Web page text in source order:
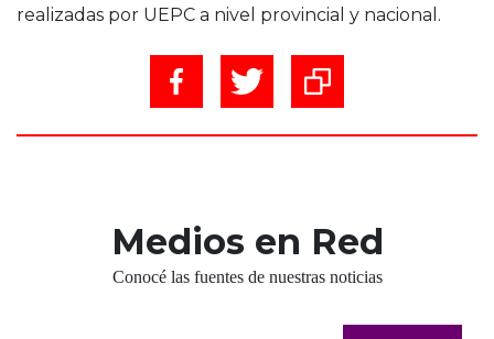
realizadas por UEPC a nivel provincial y nacional.
Medios en Red
Conocé las fuentes de nuestras noticias